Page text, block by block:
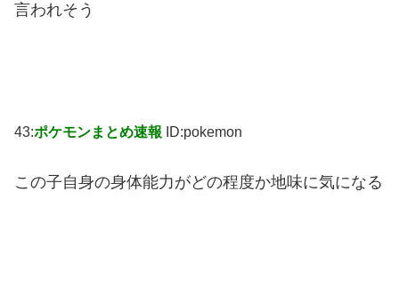
言われそう
43:ポケモンまとめ速報 ID:pokemon
この子自身の身体能力がどの程度か地味に気になる